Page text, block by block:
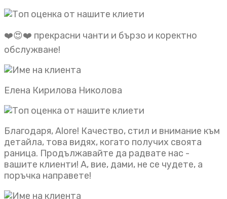
❤️😍❤️ прекрасни чанти и бързо и коректно
обслужване!
Елена Кирилова Николова
Благодаря, Alore! Качество, стил и внимание към
детайла, това видях, когато получих своята
раница. Продължавайте да радвате нас -
вашите клиенти! А, вие, дами, не се чудете, а
поръчка направете!